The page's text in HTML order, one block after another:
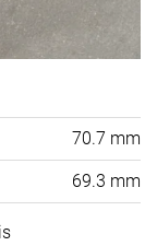
70.7 mm
69.3 mm